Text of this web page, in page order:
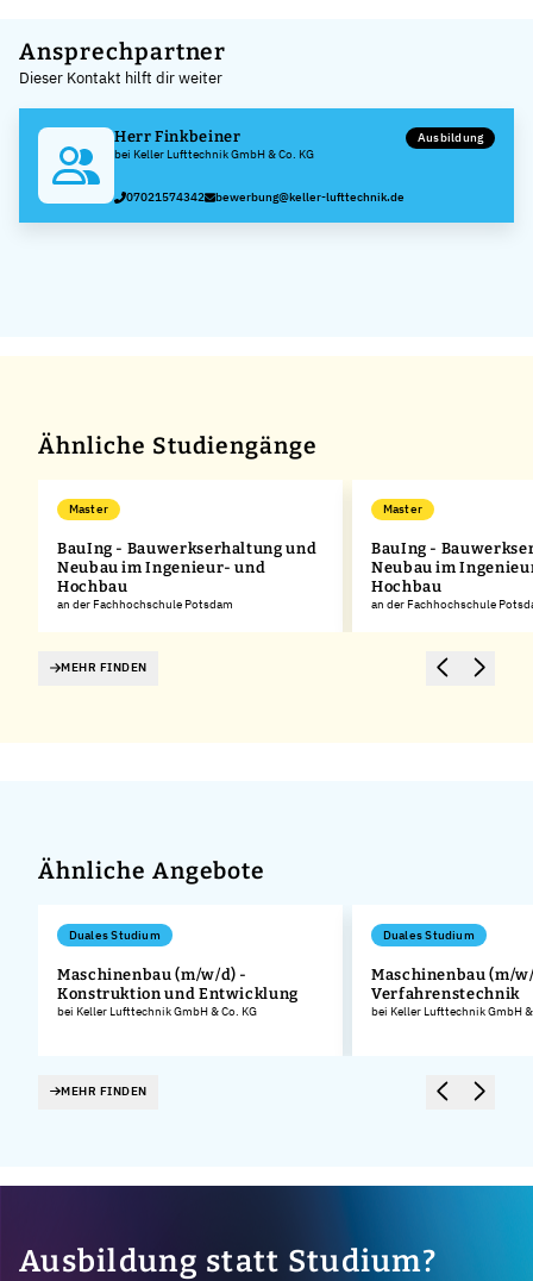
+
−
Ansprechpartner
Dieser Kontakt hilft dir weiter
Herr Finkbeiner
bei Keller Lufttechnik GmbH & Co. KG
Ausbildung
07021574342 bewerbung@keller-lufttechnik.de
Ähnliche Studiengänge
Master
BauIng - Bauwerkserhaltung und
Neubau im Ingenieur- und
Hochbau
an der Fachhochschule Potsdam
Master
BauIng -
Neubau im
Hochbau
an der Fachhochschule
MEHR FINDEN
Ähnliche Angebote
Duales Studium
Maschinenbau (m/w/d) -
Konstruktion und Entwicklung
bei Keller Lufttechnik GmbH & Co. KG
Duales Studium
Maschinenbau (m/
Verfahrenstechnik
bei Keller Lufttechnik GmbH &
MEHR FINDEN
Ausbildung statt Studium?